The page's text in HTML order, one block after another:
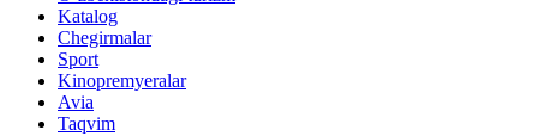
Katalog
Chegirmalar
Sport
Kinopremyeralar
Avia
Taqvim